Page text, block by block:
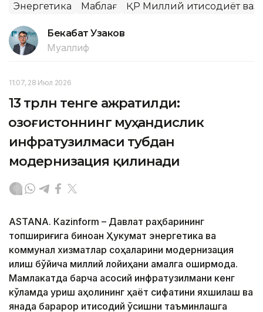
Энергетика Маблағ ҚР Миллий иқтисодиёт
Бекабат Узаков
Муаллиф
11:07, 28 Июл 2026
13 трлн тенге ажратилди:
Қозоғистоннинг муҳандислик
инфратузилмаси тубдан
модернизация қилинади
ASTANА. Кazinform – Давлат раҳбарининг
топшириғига биноан Ҳукумат энергетика ва
коммунал хизматлар соҳаларини модернизация
қилиш бўйича миллий лойиҳани амалга оширмоқда.
Мамлакатда барча асосий инфратузилмани кенг
кўламда қуриш аҳолининг ҳаёт сифатини яхшилаш ва
янада барқарор иқтисодий ўсишни таъминлашга